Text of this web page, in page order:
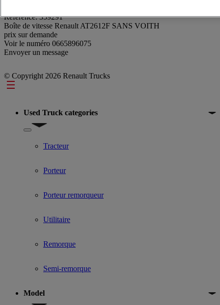
Référence: 359291
Boîte de vitesse Renault AT2612F SANS VOITH
prix sur demande
Voir le numéro 0665896075
Envoyer un message
© Copyright 2026 Renault Trucks
Footer
Used Truck categories
Show submenu for Used Truck categories
Tracteur
Porteur
Porteur remorqueur
Utilitaire
Remorque
Semi-remorque
Model